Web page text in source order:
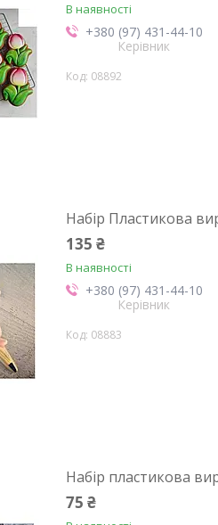
В наявності
+380 (97) 431-44-10
Керівник
08892
Набір Пластикова
135 ₴
В наявності
+380 (97) 431-44-10
Керівник
08883
Набір пластикова
75 ₴